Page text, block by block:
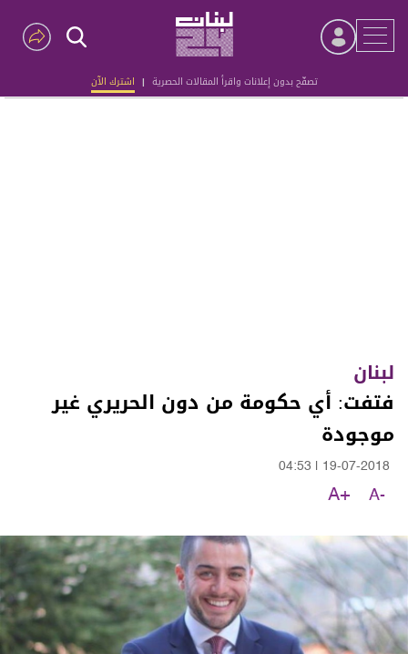
تصفّح بدون إعلانات واقرأ المقالات الحصرية | اشترك الآن
Advertisement
لبنان
فتفت: أي حكومة من دون الحريري غير
موجودة
19-07-2018
04:53
A-
A+